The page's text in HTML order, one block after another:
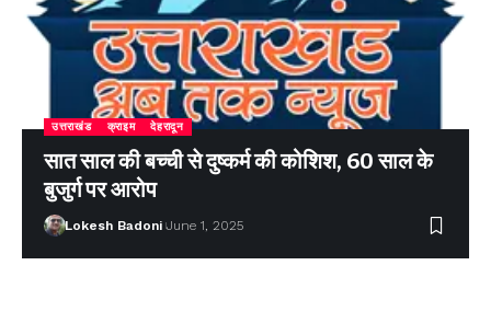
उत्तराखंड क्राइम देहरादून
सात साल की बच्ची से दुष्कर्म की कोशिश, 60 साल के
बुजुर्ग पर आरोप
Lokesh Badoni June 1, 2025